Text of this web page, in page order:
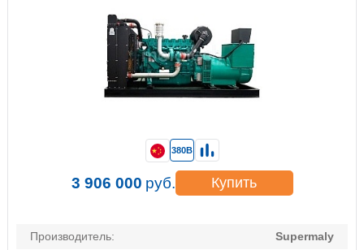
Производитель:
Supermaly
380В
3 906 000 руб. Купить